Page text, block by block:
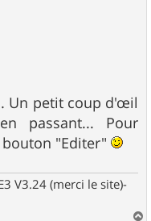
Un petit coup d'œil
passant... Pour
"Editer"
V3.24 (merci le site)-